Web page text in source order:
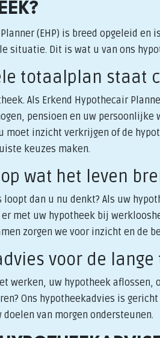
(EHP) is breed opgeleid
situatie. Dit is wat u van ons
totaalplan staat
Als Erkend Hypothecair
pensioen en uw persoonlijke
moet inzicht verkrijgen of de
keuzes maken.
wat het leven
loopt dan u nu denkt? Als uw
er met uw hypotheek bij
zorgen we voor inzicht en de
voor de
werken, uw hypotheek aflossen,
Ons hypotheekadvies is
doelen van morgen ondersteunen.